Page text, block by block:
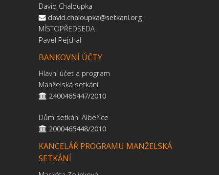
David Chaloupka
david.chaloupka@setkani.org
MÍSTOPŘEDSEDA
Pavel Pejchal
BANKOVNÍ ÚČTY
Hlavní účet a program
Manželská setkání
2400465447/2010
Dům setkání Albeřice
2000465448/2010
KANCELÁŘ PROGRAMU MANŽELSKÁ
SETKÁNÍ